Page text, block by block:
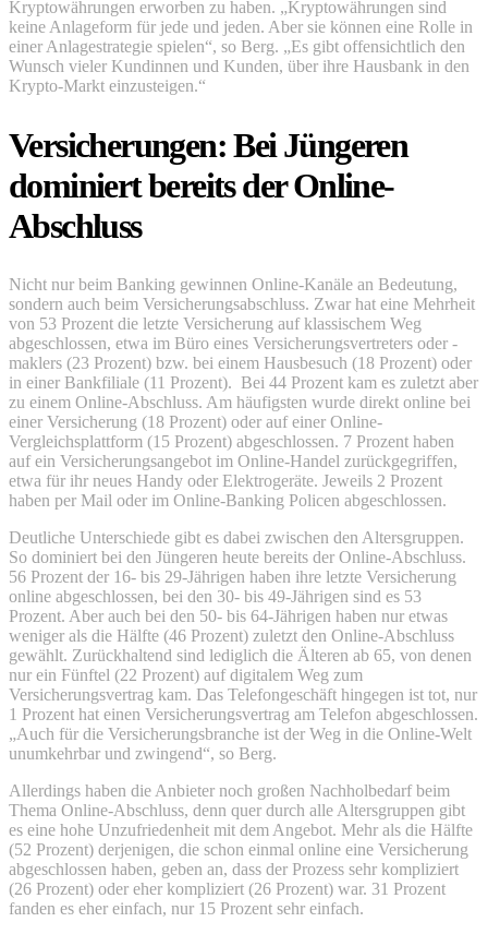
Kryptowährungen erworben zu haben. „Kryptowährungen sind
keine Anlageform für jede und jeden. Aber sie können eine Rolle in
einer Anlagestrategie spielen“, so Berg. „Es gibt offensichtlich den
Wunsch vieler Kundinnen und Kunden, über ihre Hausbank in den
Krypto-Markt einzusteigen.“
Versicherungen: Bei Jüngeren
dominiert bereits der Online-
Abschluss
Nicht nur beim Banking gewinnen Online-Kanäle an Bedeutung,
sondern auch beim Versicherungsabschluss. Zwar hat eine Mehrheit
von 53 Prozent die letzte Versicherung auf klassischem Weg
abgeschlossen, etwa im Büro eines Versicherungsvertreters oder -
maklers (23 Prozent) bzw. bei einem Hausbesuch (18 Prozent) oder
in einer Bankfiliale (11 Prozent). Bei 44 Prozent kam es zuletzt aber
zu einem Online-Abschluss. Am häufigsten wurde direkt online bei
einer Versicherung (18 Prozent) oder auf einer Online-
Vergleichsplattform (15 Prozent) abgeschlossen. 7 Prozent haben
auf ein Versicherungsangebot im Online-Handel zurückgegriffen,
etwa für ihr neues Handy oder Elektrogeräte. Jeweils 2 Prozent
haben per Mail oder im Online-Banking Policen abgeschlossen.
Deutliche Unterschiede gibt es dabei zwischen den Altersgruppen.
So dominiert bei den Jüngeren heute bereits der Online-Abschluss.
56 Prozent der 16- bis 29-Jährigen haben ihre letzte Versicherung
online abgeschlossen, bei den 30- bis 49-Jährigen sind es 53
Prozent. Aber auch bei den 50- bis 64-Jährigen haben nur etwas
weniger als die Hälfte (46 Prozent) zuletzt den Online-Abschluss
gewählt. Zurückhaltend sind lediglich die Älteren ab 65, von denen
nur ein Fünftel (22 Prozent) auf digitalem Weg zum
Versicherungsvertrag kam. Das Telefongeschäft hingegen ist tot, nur
1 Prozent hat einen Versicherungsvertrag am Telefon abgeschlossen.
„Auch für die Versicherungsbranche ist der Weg in die Online-Welt
unumkehrbar und zwingend“, so Berg.
Allerdings haben die Anbieter noch großen Nachholbedarf beim
Thema Online-Abschluss, denn quer durch alle Altersgruppen gibt
es eine hohe Unzufriedenheit mit dem Angebot. Mehr als die Hälfte
(52 Prozent) derjenigen, die schon einmal online eine Versicherung
abgeschlossen haben, geben an, dass der Prozess sehr kompliziert
(26 Prozent) oder eher kompliziert (26 Prozent) war. 31 Prozent
fanden es eher einfach, nur 15 Prozent sehr einfach.